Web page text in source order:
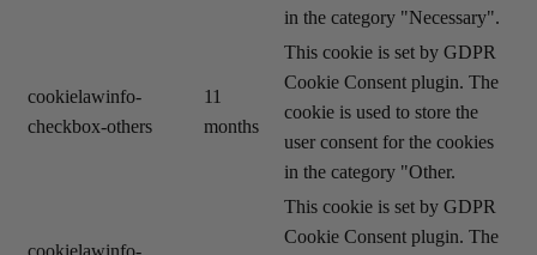
in the category "Necessary".
cookielawinfo-
checkbox-others
11
months
This cookie is set by GDPR
Cookie Consent plugin. The
cookie is used to store the
user consent for the cookies
in the category "Other.
This cookie is set by GDPR
Cookie Consent plugin. The